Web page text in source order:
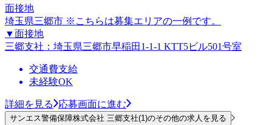
面接地
埼玉県三郷市 ※こちらは募集エリアの一例です。
▼面接地
三郷支社：埼玉県三郷市早稲田1-1-1 KTT5ビル501号室
交通費支給
未経験OK
詳細を見る 応募画面に進む
サンエス警備保障株式会社 三郷支社(1)のその他の求人を見る